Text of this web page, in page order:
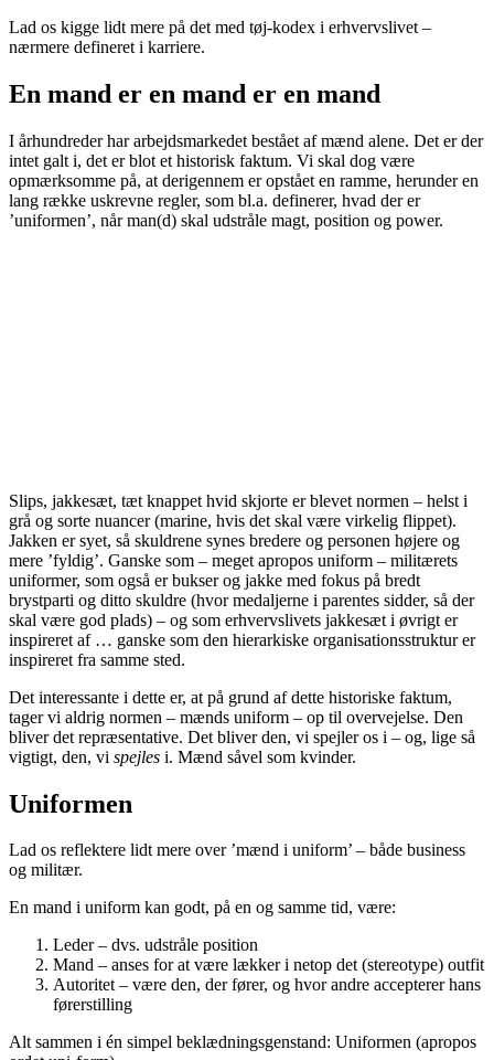
Lad os kigge lidt mere på det med tøj-kodex i erhvervslivet –
nærmere defineret i karriere.
En mand er en mand er en mand
I århundreder har arbejdsmarkedet bestået af mænd alene. Det er der
intet galt i, det er blot et historisk faktum. Vi skal dog være
opmærksomme på, at derigennem er opstået en ramme, herunder en
lang række uskrevne regler, som bl.a. definerer, hvad der er
’uniformen’, når man(d) skal udstråle magt, position og power.
Slips, jakkesæt, tæt knappet hvid skjorte er blevet normen – helst i
grå og sorte nuancer (marine, hvis det skal være virkelig flippet).
Jakken er syet, så skuldrene synes bredere og personen højere og
mere ’fyldig’. Ganske som – meget apropos uniform – militærets
uniformer, som også er bukser og jakke med fokus på bredt
brystparti og ditto skuldre (hvor medaljerne i parentes sidder, så der
skal være god plads) – og som erhvervslivets jakkesæt i øvrigt er
inspireret af … ganske som den hierarkiske organisationsstruktur er
inspireret fra samme sted.
Det interessante i dette er, at på grund af dette historiske faktum,
tager vi aldrig normen – mænds uniform – op til overvejelse. Den
bliver det repræsentative. Det bliver den, vi spejler os i – og, lige så
vigtigt, den, vi spejles i. Mænd såvel som kvinder.
Uniformen
Lad os reflektere lidt mere over ’mænd i uniform’ – både business
og militær.
En mand i uniform kan godt, på en og samme tid, være:
Leder – dvs. udstråle position
Mand – anses for at være lækker i netop det (stereotype) outfit
Autoritet – være den, der fører, og hvor andre accepterer hans
førerstilling
Alt sammen i én simpel beklædningsgenstand: Uniformen (apropos